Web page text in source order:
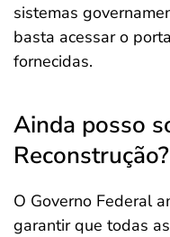
sistemas
basta acessar o
fornecidas.
Ainda posso
Reconstrução?
O Governo Federal
garantir que todas